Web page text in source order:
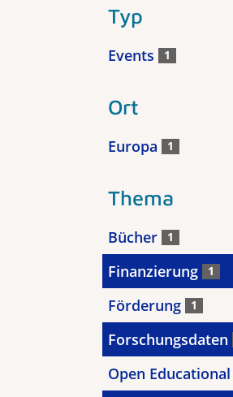
Typ
Events 1
Ort
Europa 1
Thema
Bücher 1
Finanzierung 1
Förderung 1
Forschungsdaten
Open